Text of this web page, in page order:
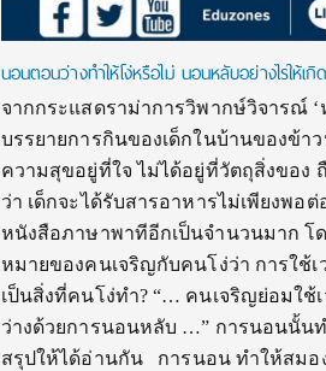
นอนตอนว่างทำให้โง่หรือไม่ นอนหลับอย่างไรให้เกิ
จากกระแสดราม่าการวิพากษ์วิจารณ์
บรรยายการกินของเด็กในบ้านของข้
ความสุขอยู่ที่ใจ ไม่ได้อยู่ที่วัตถุสิ่งของ
ว่า เด็กจะได้รับสารอาหารไม่เพียงพ
หนังสือภาษาพาทีอีกเป็นจำนวนมาก โด
หมายของคนเจริญกับคนโง่ว่า การใช้เ
เป็นสิ่งที่คนโง่ทำ? “… คนเจริญย่อมใช้
ว่างด้วยการนอนหลับ …” การนอนนั้นท
สรุปให้ได้อ่านกัน การนอน ทำให้สมอ